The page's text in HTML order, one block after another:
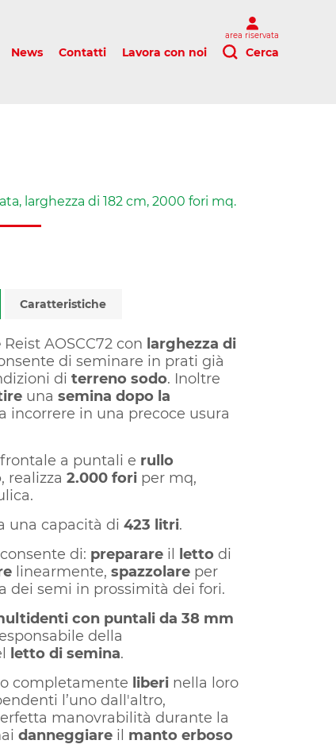
News Contatti Lavora con noi Cerca
area riservata
larghezza di 182 cm, 2000 fori mq.
Caratteristiche
Reist AOSCC72 con larghezza di
di seminare in prati già
di terreno sodo. Inoltre
una semina dopo la
incorrere in una precoce usura
a puntali e rullo
, realizza 2.000 fori per mq,
una capacità di 423 litri.
di: preparare il letto di
linearmente, spazzolare per
dei semi in prossimità dei fori.
con puntali da 38 mm
della
letto di semina.
completamente liberi nella loro
l’uno dall'altro,
manovrabilità durante la
danneggiare il manto erboso